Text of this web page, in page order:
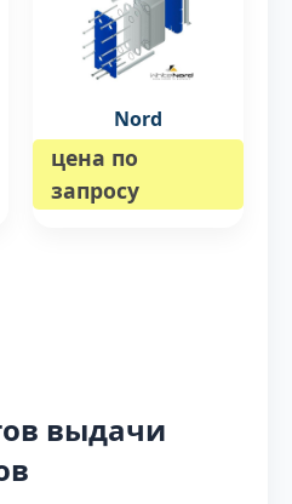
Nord
цена по
запросу
выдачи